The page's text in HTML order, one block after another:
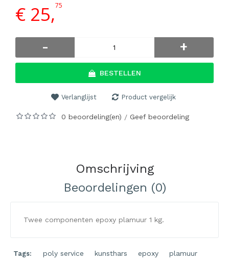
€ 25,75
- +
BESTELLEN
Verlanglijst Product vergelijk
0 beoordeling(en) / Geef beoordeling
Omschrijving
Beoordelingen (0)
Twee componenten epoxy plamuur 1 kg.
Tags: poly service kunsthars epoxy plamuur